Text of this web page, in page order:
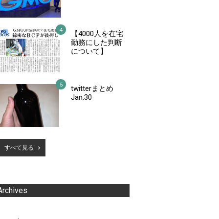
【4000人を在宅
勤務にした判断
について】
twitterまとめ
Jan.30
すべて見る